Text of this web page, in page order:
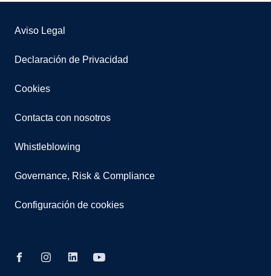
Aviso Legal
Declaración de Privacidad
Cookies
Contacta con nosotros
Whistleblowing
Governance, Risk & Compliance
Configuración de cookies